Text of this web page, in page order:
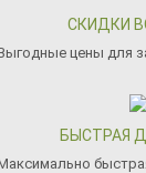
СКИДКИ
цены для
БЫСТРАЯ